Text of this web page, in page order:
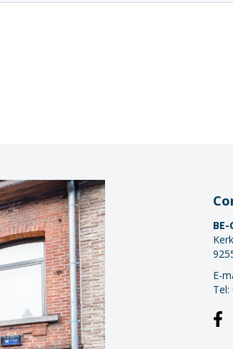
E-
Tel: